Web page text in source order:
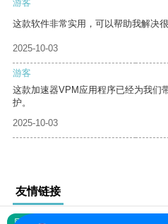
游客
这款软件非常实用，可以帮助我解决很
2025-10-03
游客
这款加速器VPM应用程序已经为我们
护。
2025-10-03
友情链接